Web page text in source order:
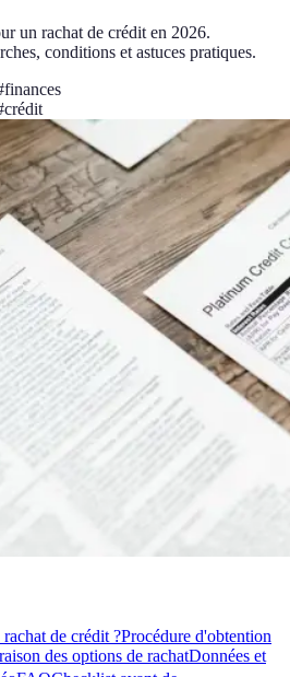
un rachat de crédit en 2026.
conditions et astuces pratiques.
finances
crédit
de crédit ?Procédure d'obtention
des options de rachatDonnées et